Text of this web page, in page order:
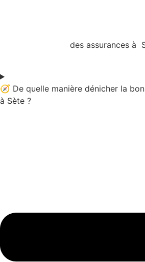
des assurances à
🧭 De quelle manière dénicher la
à Sète ?